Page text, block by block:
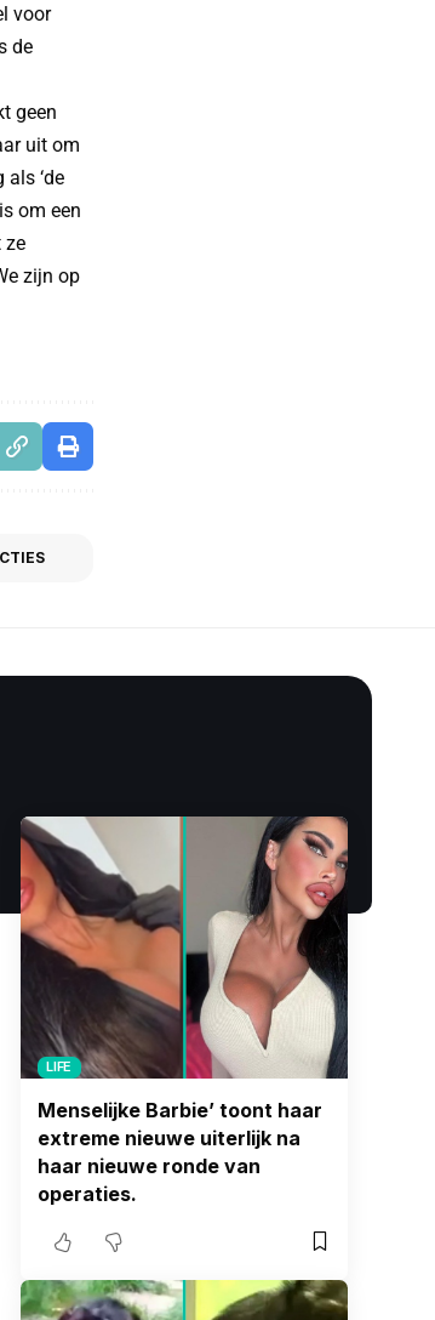
voor
de
geen
uit om
‘de
om een
ze
zijn op
LIFE
Menselijke Barbie’ toont haar
extreme nieuwe uiterlijk na
haar nieuwe ronde van
operaties.